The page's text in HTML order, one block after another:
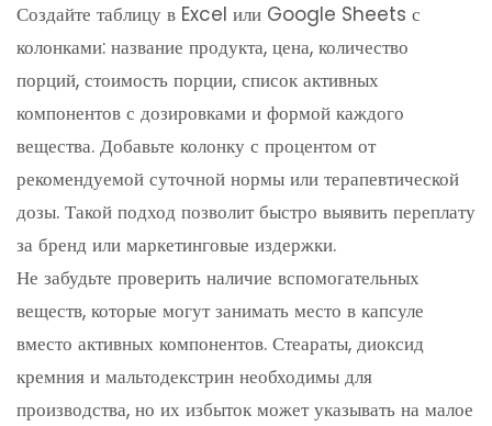
Создайте таблицу в Excel или Google Sheets с
колонками: название продукта, цена, количество
порций, стоимость порции, список активных
компонентов с дозировками и формой каждого
вещества. Добавьте колонку с процентом от
рекомендуемой суточной нормы или терапевтической
дозы. Такой подход позволит быстро выявить переплату
за бренд или маркетинговые издержки.
Не забудьте проверить наличие вспомогательных
веществ, которые могут занимать место в капсуле
вместо активных компонентов. Стеараты, диоксид
кремния и мальтодекстрин необходимы для
производства, но их избыток может указывать на малое